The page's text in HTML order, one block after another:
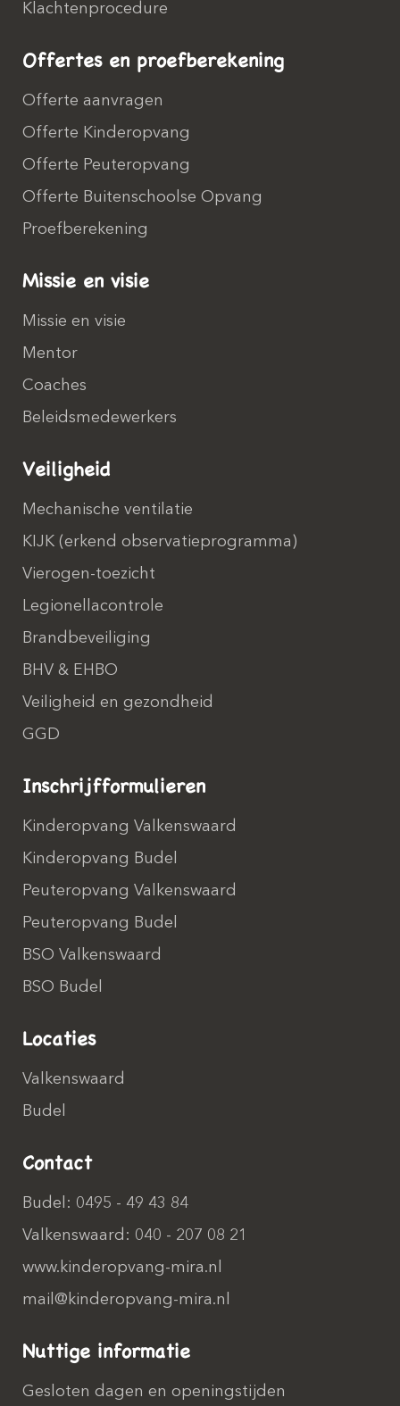
Klachtenprocedure
Offertes en proefberekening
Offerte aanvragen
Offerte Kinderopvang
Offerte Peuteropvang
Offerte Buitenschoolse Opvang
Proefberekening
Missie en visie
Missie en visie
Mentor
Coaches
Beleidsmedewerkers
Veiligheid
Mechanische ventilatie
KIJK (erkend observatieprogramma)
Vierogen-toezicht
Legionellacontrole
Brandbeveiliging
BHV & EHBO
Veiligheid en gezondheid
GGD
Inschrijfformulieren
Kinderopvang Valkenswaard
Kinderopvang Budel
Peuteropvang Valkenswaard
Peuteropvang Budel
BSO Valkenswaard
BSO Budel
Locaties
Valkenswaard
Budel
Contact
Budel: 0495 - 49 43 84
Valkenswaard: 040 - 207 08 21
www.kinderopvang-mira.nl
mail@kinderopvang-mira.nl
Nuttige informatie
Gesloten dagen en openingstijden